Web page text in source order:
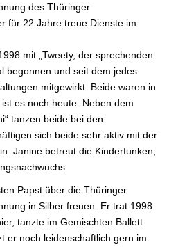
des Thüringer
für 22 Jahre treue Dienste im
mit „Tweety, der sprechenden
begonnen und seit dem jedes
mitgewirkt. Beide waren in
es noch heute. Neben dem
tanzen beide bei den
sich beide sehr aktiv mit der
Janine betreut die Kinderfunken,
Papst über die Thüringer
in Silber freuen. Er trat 1998
tanzte im Gemischten Ballett
er noch leidenschaftlich gern im